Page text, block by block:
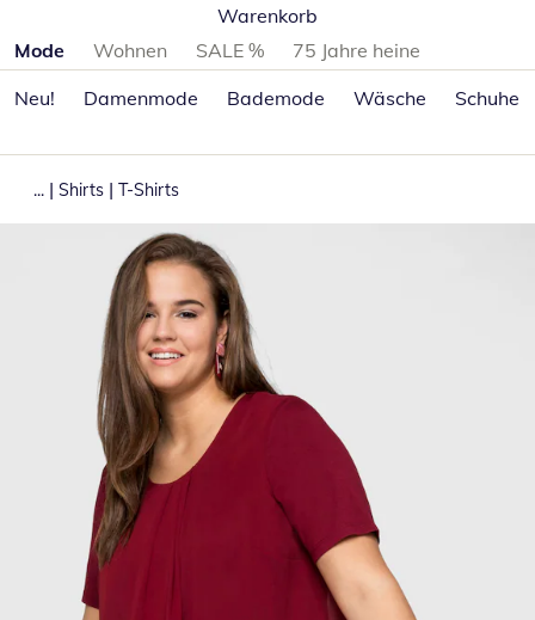
Warenkorb
Produktkategorien überspringen
Mode Wohnen SALE %
75 Jahre heine
Neu!
Damenmode Bademode Wäsche Schuhe
... | Shirts | T-Shirts